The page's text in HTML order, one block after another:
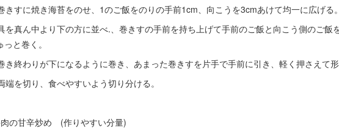
きすに焼き海苔をのせ、1のご飯をのりの手前1cm、向こうを3cmあけて均一に広げる。
を真ん中より下の方に並べ.、巻きすの手前を持ち上げて手前のご飯と向こう側のご飯
っと巻く。
き終わりが下になるように巻き、あまった巻きすを片手で手前に引き、軽く押さえて形
端を切り、食べやすいよう切り分ける。
の甘辛炒め (作りやすい分量)